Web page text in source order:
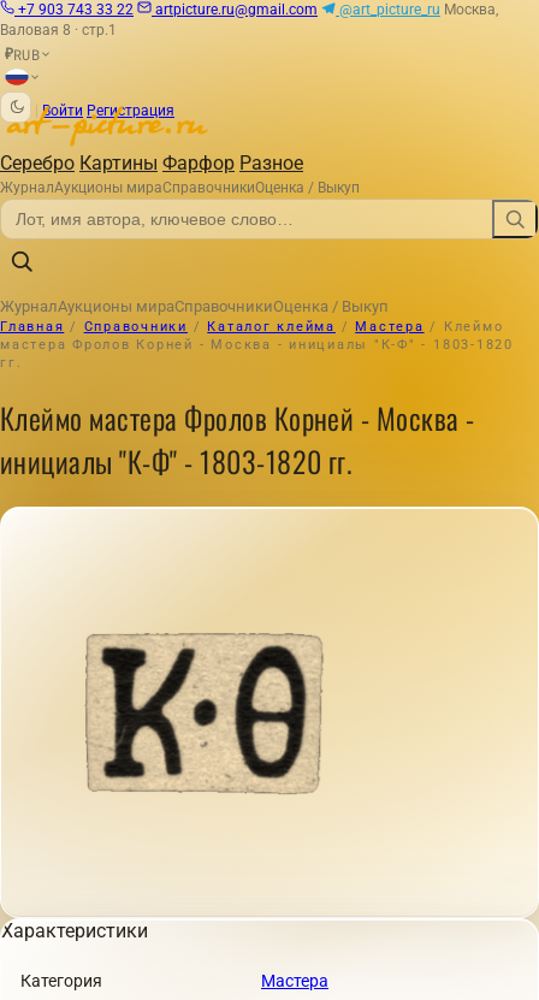
+7 903 743 33 22 artpicture.ru@gmail.com @art_picture_ru Москва,
Валовая 8 · стр.1
₽RUB
Войти Регистрация
Серебро Картины Фарфор Разное
ЖурналАукционы мираСправочникиОценка / Выкуп
ЖурналАукционы мираСправочникиОценка / Выкуп
Главная / Справочники / Каталог клейма / Мастера /
Клеймо
мастера Фролов Корней - Москва - инициалы "К-Ф" - 1803-1820
гг.
Клеймо мастера Фролов Корней - Москва -
инициалы "К-Ф" - 1803-1820 гг.
Характеристики
Категория Мастера